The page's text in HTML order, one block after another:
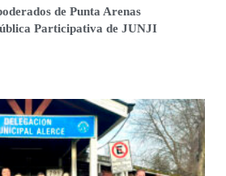
de Punta Arenas
Participativa de JUNJI